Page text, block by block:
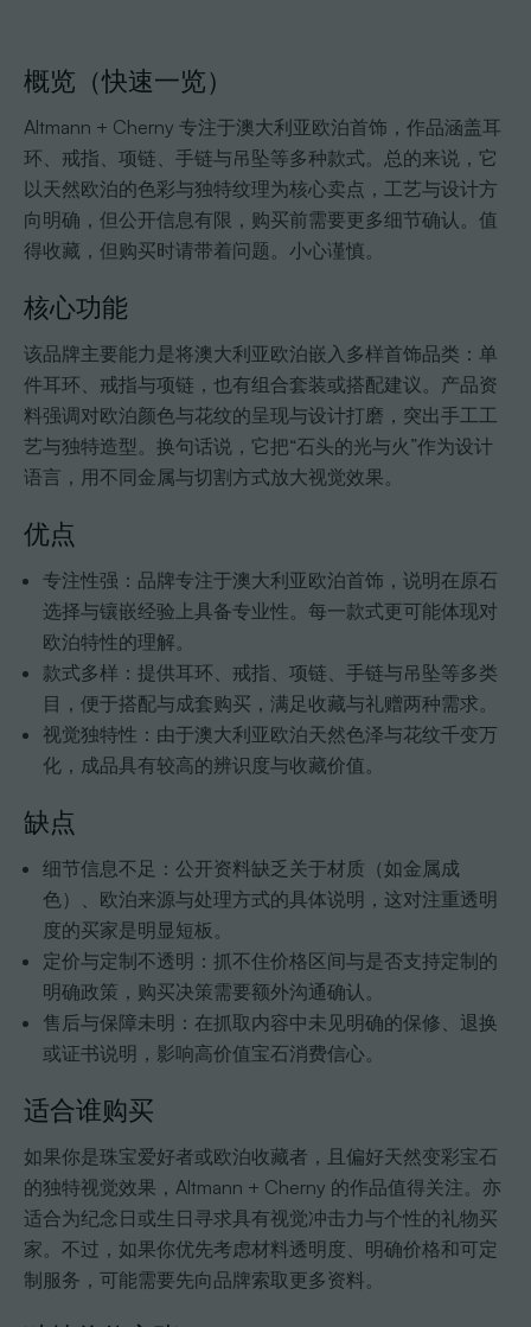
概览（快速一览）
Altmann + Cherny 专注于澳大利亚欧泊首饰，作品涵盖耳
环、戒指、项链、手链与吊坠等多种款式。总的来说，它
以天然欧泊的色彩与独特纹理为核心卖点，工艺与设计方
向明确，但公开信息有限，购买前需要更多细节确认。值
得收藏，但购买时请带着问题。小心谨慎。
核心功能
该品牌主要能力是将澳大利亚欧泊嵌入多样首饰品类：单
件耳环、戒指与项链，也有组合套装或搭配建议。产品资
料强调对欧泊颜色与花纹的呈现与设计打磨，突出手工工
艺与独特造型。换句话说，它把“石头的光与火”作为设计
语言，用不同金属与切割方式放大视觉效果。
优点
专注性强：品牌专注于澳大利亚欧泊首饰，说明在原石
选择与镶嵌经验上具备专业性。每一款式更可能体现对
欧泊特性的理解。
款式多样：提供耳环、戒指、项链、手链与吊坠等多类
目，便于搭配与成套购买，满足收藏与礼赠两种需求。
视觉独特性：由于澳大利亚欧泊天然色泽与花纹千变万
化，成品具有较高的辨识度与收藏价值。
缺点
细节信息不足：公开资料缺乏关于材质（如金属成
色）、欧泊来源与处理方式的具体说明，这对注重透明
度的买家是明显短板。
定价与定制不透明：抓不住价格区间与是否支持定制的
明确政策，购买决策需要额外沟通确认。
售后与保障未明：在抓取内容中未见明确的保修、退换
或证书说明，影响高价值宝石消费信心。
适合谁购买
如果你是珠宝爱好者或欧泊收藏者，且偏好天然变彩宝石
的独特视觉效果，Altmann + Cherny 的作品值得关注。亦
适合为纪念日或生日寻求具有视觉冲击力与个性的礼物买
家。不过，如果你优先考虑材料透明度、明确价格和可定
制服务，可能需要先向品牌索取更多资料。